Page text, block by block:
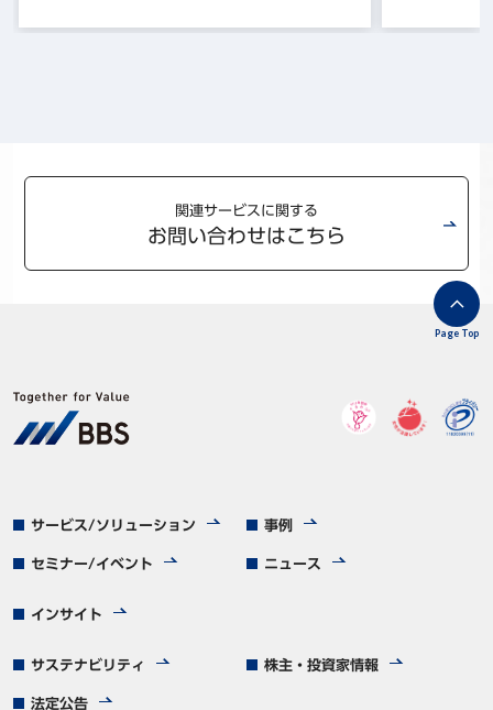
関連サービスに関する
お問い合わせはこちら
サービス/ソリューション 事例
セミナー/イベント ニュース
インサイト
サステナビリティ 株主・投資家情報
法定公告
Page Top